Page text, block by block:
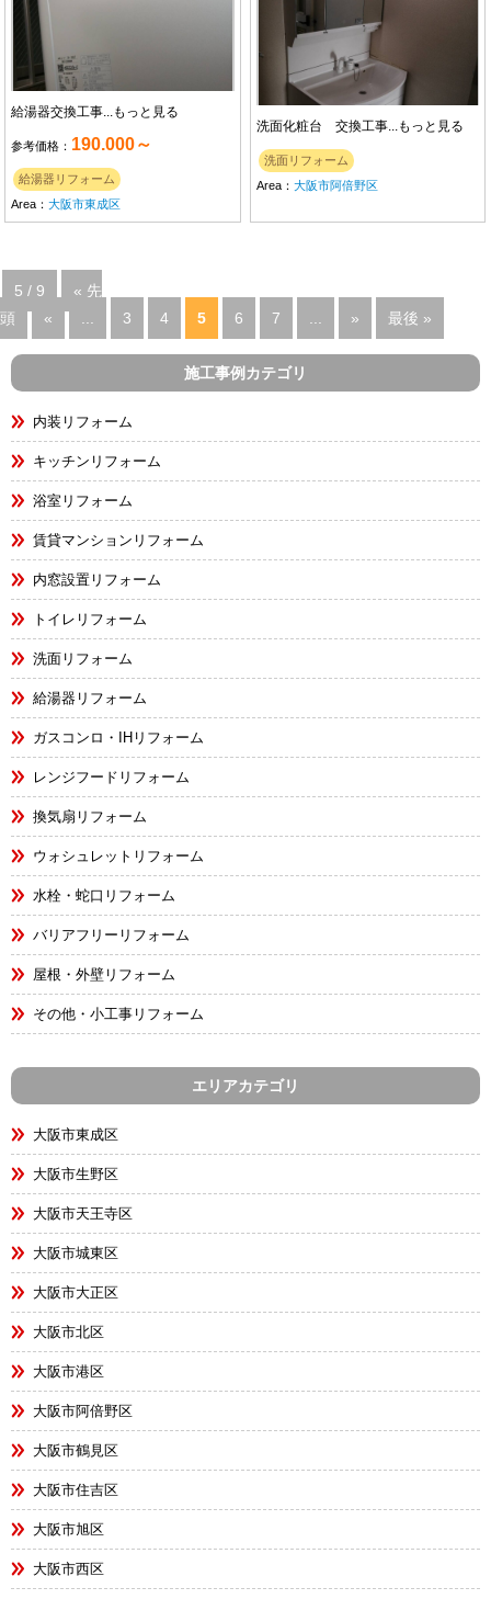
給湯器交換工事...もっと見る
参考価格： 190.000～
給湯器リフォーム
Area：大阪市東成区
洗面化粧台 交換工事...もっと見る
洗面リフォーム
Area：大阪市阿倍野区
5 / 9
« 先
頭
« ... 3 4 5 6 7 ... » 最後 »
施工事例カテゴリ
内装リフォーム
キッチンリフォーム
浴室リフォーム
賃貸マンションリフォーム
内窓設置リフォーム
トイレリフォーム
洗面リフォーム
給湯器リフォーム
ガスコンロ・IHリフォーム
レンジフードリフォーム
換気扇リフォーム
ウォシュレットリフォーム
水栓・蛇口リフォーム
バリアフリーリフォーム
屋根・外壁リフォーム
その他・小工事リフォーム
エリアカテゴリ
大阪市東成区
大阪市生野区
大阪市天王寺区
大阪市城東区
大阪市大正区
大阪市北区
大阪市港区
大阪市阿倍野区
大阪市鶴見区
大阪市住吉区
大阪市旭区
大阪市西区